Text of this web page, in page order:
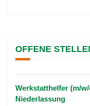
OFFENE
Werkstatthelfer (m/
Niederlassung